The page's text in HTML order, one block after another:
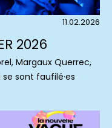
11.02.2026
2026
Margaux Querrec,
sont faufilé·es